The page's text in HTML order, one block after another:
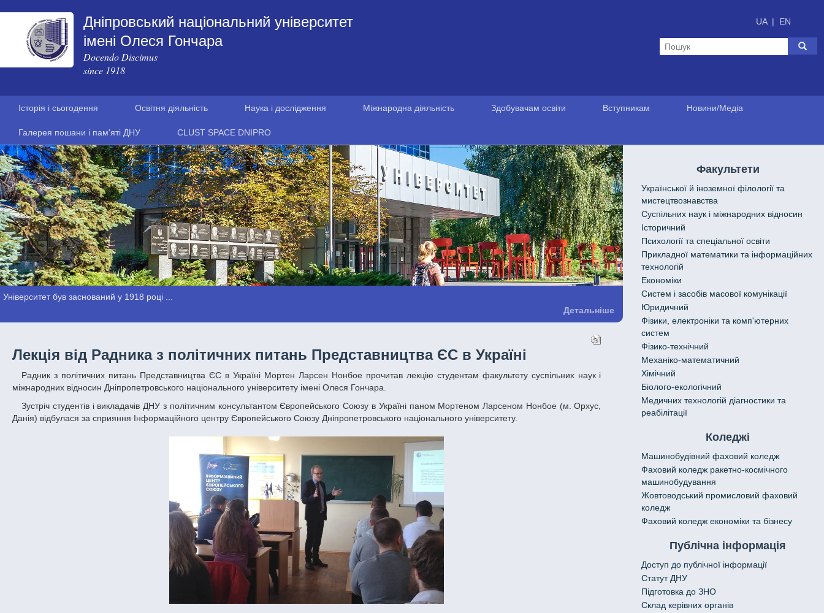
Дніпровський національний університет
імені Олеся Гончара
Docendo Discimus
since 1918
UA | EN
Історія і сьогодення Освітня діяльність Наука і дослідження Міжнародна діяльність Здобувачам освіти Вступникам Новини/Медіа
Галерея пошани і пам'яті ДНУ CLUST SPACE DNIPRO
Університет був заснований у 1918 році ...
Детальніше
Лекція від Радника з політичних питань Представництва ЄС в Україні
Радник з політичних питань Представництва ЄС в Україні Мортен Ларсен Нонбое прочитав лекцію студентам факультету суспільних наук і
міжнародних відносин Дніпропетровського національного університету імені Олеся Гончара.
Зустріч студентів і викладачів ДНУ з політичним консультантом Європейського Союзу в Україні паном Мортеном Ларсеном Нонбое (м. Орхус,
Данія) відбулася за сприяння Інформаційного центру Європейського Союзу Дніпропетровського національного університету.
Факультети
Української й іноземної філології та
мистецтвознавства
Cуспільних наук і міжнародних відносин
Історичний
Психології та спеціальної освіти
Прикладної математики та інформаційних
технологій
Економіки
Систем і засобів масової комунікації
Юридичний
Фізики, електроніки та комп'ютерних
систем
Фізико-технічний
Механіко-математичний
Хімічний
Біолого-екологічний
Медичних технологій діагностики та
реабілітації
Коледжі
Машинобудівний фаховий коледж
Фаховий коледж ракетно-космічного
машинобудування
Жовтоводський промисловий фаховий
коледж
Фаховий коледж економіки та бізнесу
Публічна інформація
Доступ до публічної інформації
Статут ДНУ
Підготовка до ЗНО
Склад керівних органів